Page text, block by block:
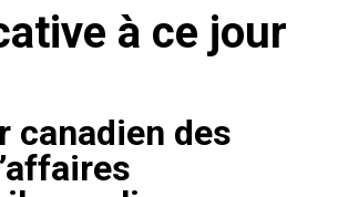
à ce jour
canadien des